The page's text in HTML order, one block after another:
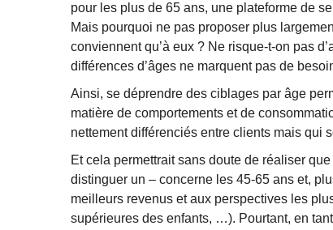
pour les plus de 65 ans, une plateforme de
Mais pourquoi ne pas proposer plus
conviennent qu’à eux ? Ne risque-t-on pas
différences d’âges ne marquent pas de
Ainsi, se déprendre des ciblages par âge
matière de comportements et de
nettement différenciés entre clients mais qui
Et cela permettrait sans doute de réaliser
distinguer un – concerne les 45-65 ans et,
meilleurs revenus et aux perspectives les
supérieures des enfants, …). Pourtant, en